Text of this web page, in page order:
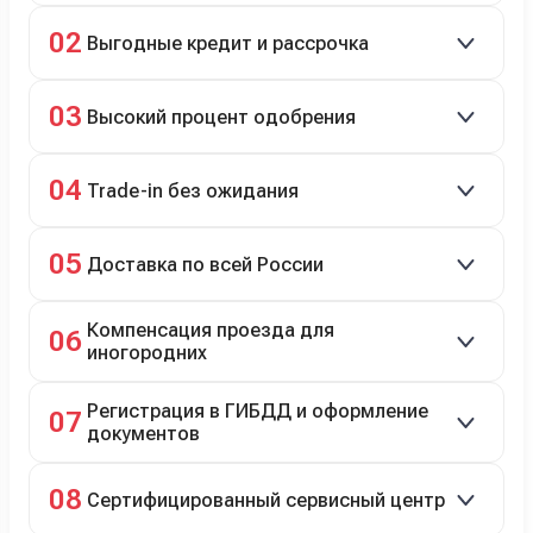
подержанные авто.
02 Выгодные кредит и рассрочка
рассрочка 0% на 2 года при первом взносе 35–50%.
03 Высокий процент одобрения
04 Trade-in без ожидания
05 Доставка по всей России
06 Компенсация проезда для
иногородних
07 Регистрация в ГИБДД и оформление
документов
08 Сертифицированный сервисный центр